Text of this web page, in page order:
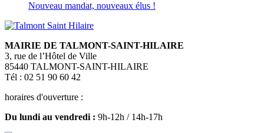
Nouveau mandat, nouveaux élus !
MAIRIE DE TALMONT-SAINT-HILAIRE
3, rue de l’Hôtel de Ville
85440 TALMONT-SAINT-HILAIRE
Tél : 02 51 90 60 42
horaires d'ouverture :
Du lundi au vendredi : 9h-12h / 14h-17h